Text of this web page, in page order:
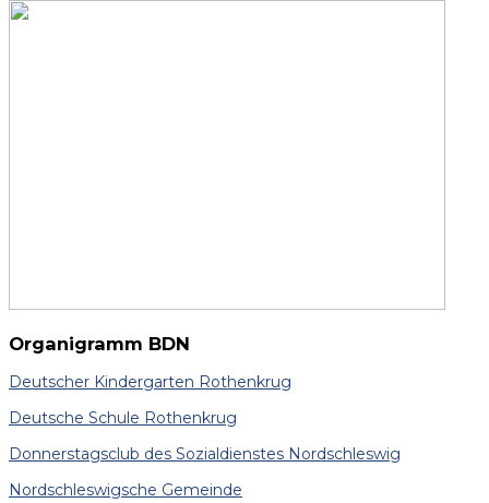
Organigramm BDN
Deutscher Kindergarten Rothenkrug
Deutsche Schule Rothenkrug
Donnerstagsclub des Sozialdienstes Nordschleswig
Nordschleswigsche Gemeinde